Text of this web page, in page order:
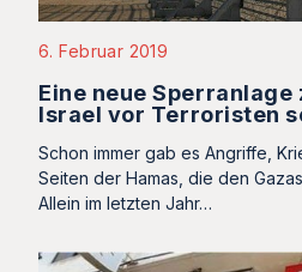
6. Februar 2019
Eine neue Sperranlage
Israel vor Terroristen
Schon immer gab es Angriffe,
Seiten der Hamas, die den
Allein im letzten Jahr…